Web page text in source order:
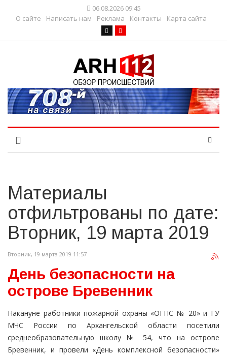
06.08.2026 09:45
О сайте
Написать нам Реклама Контакты Карта сайта
Материалы
отфильтрованы по дате:
Вторник, 19 марта 2019
Вторник, 19 марта 2019 11:57
День безопасности на
острове Бревенник
Накануне работники пожарной охраны «ОГПС № 20» и ГУ
МЧС России по Архангельской области посетили
среднеобразовательную школу № 54, что на острове
Бревенник, и провели «День комплексной безопасности»